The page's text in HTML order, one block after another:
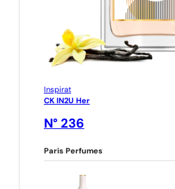
Inspirat
CK IN2U Her
N° 236
Paris Perfumes